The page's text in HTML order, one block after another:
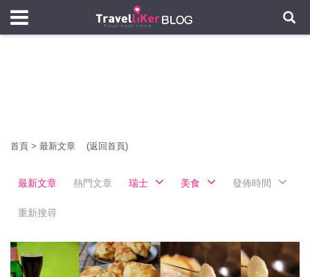
首頁 > 最新文章 (返回首頁)
最新文章 熱門文章 瑞士 美食 發佈時間
重新搜尋